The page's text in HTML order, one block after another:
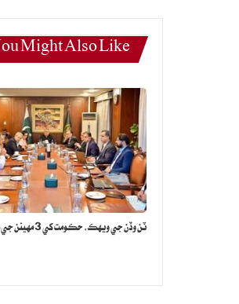
Might Also Like
ٽن وڏن جي ويهڪ، حڪومت کي 3 مهينن جي مهلت؟